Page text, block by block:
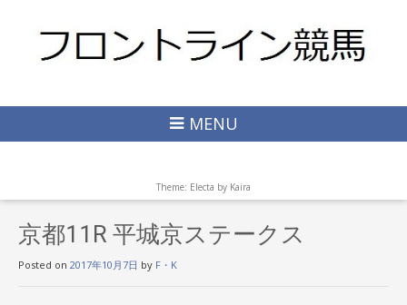
MENU
Theme: Electa by Kaira
京都11R 平城京ステークス
Posted on 2017年10月7日 by F・K